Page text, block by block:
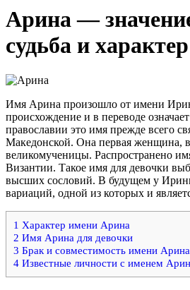
Арина —
судьба и характер
Имя Арина произошло от имени
происхождение и в переводе
православии это имя прежде всего
Македонской. Она первая женщина,
великомученицы. Распространено
Византии. Такое имя для девочки
высших сословий. В будущем у
вариаций, одной из которых и
1 Характер имени Арина
2 Имя Арина для девочки
3 Брак и совместимость имени Арина
4 Известные личности с именем